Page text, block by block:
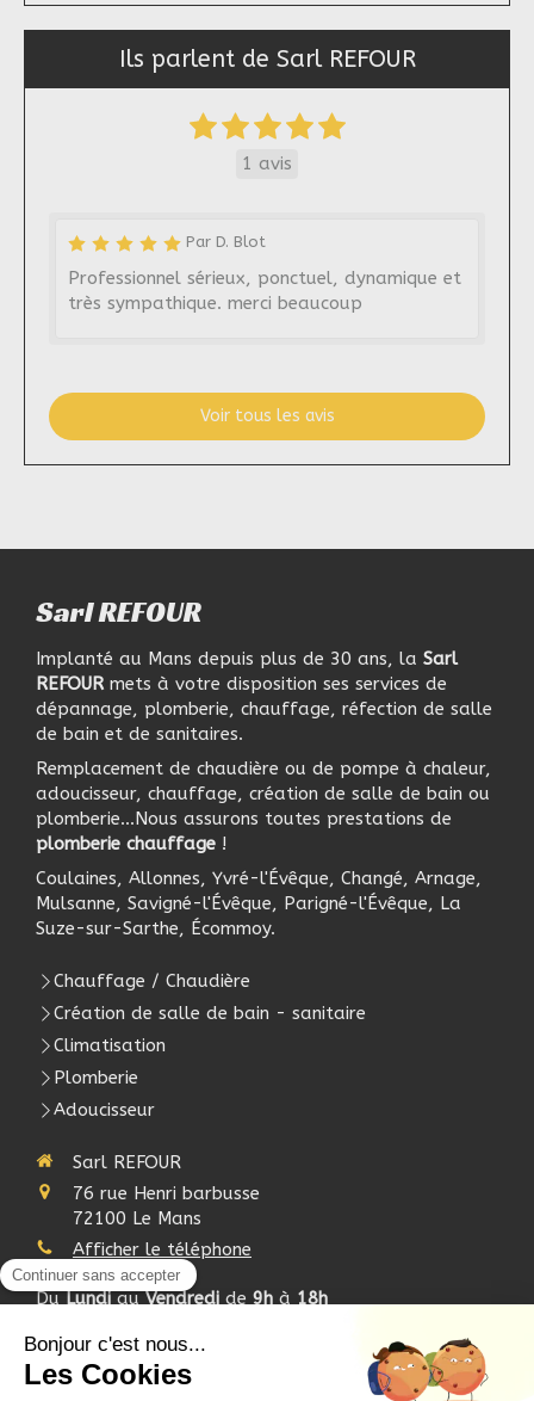
Ils parlent de Sarl REFOUR
1 avis
Par D. Blot
Professionnel sérieux, ponctuel, dynamique et
très sympathique. merci beaucoup
Voir tous les avis
Sarl REFOUR
Implanté au Mans depuis plus de 30 ans, la Sarl
REFOUR mets à votre disposition ses services de
dépannage, plomberie, chauffage, réfection de salle
de bain et de sanitaires.
Remplacement de chaudière ou de pompe à chaleur,
adoucisseur, chauffage, création de salle de bain ou
plomberie...Nous assurons toutes prestations de
plomberie chauffage !
Coulaines, Allonnes, Yvré-l'Évêque, Changé, Arnage,
Mulsanne, Savigné-l'Évêque, Parigné-l'Évêque, La
Suze-sur-Sarthe, Écommoy.
Chauffage / Chaudière
Création de salle de bain - sanitaire
Climatisation
Plomberie
Adoucisseur
Sarl REFOUR
76 rue Henri barbusse
72100 Le Mans
Afficher le téléphone
DuLundiauVendredi de 9h à 18h
Demander un devis